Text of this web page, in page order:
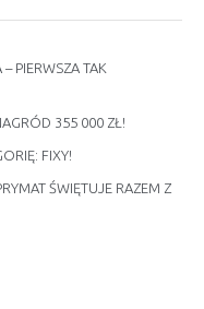
– PIERWSZA TAK
355 000 ZŁ!
FIXY!
ŚWIĘTUJE RAZEM Z